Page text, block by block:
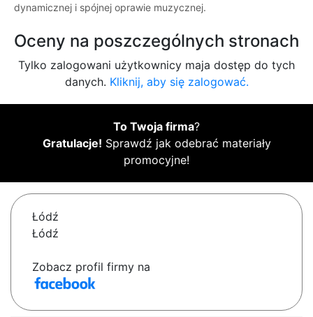
dynamicznej i spójnej oprawie muzycznej.
Oceny na poszczególnych stronach
Tylko zalogowani użytkownicy maja dostęp do tych
danych. Kliknij, aby się zalogować.
To Twoja firma?
Gratulacje! Sprawdź jak odebrać materiały
promocyjne!
Łódź
Łódź
Zobacz profil firmy na